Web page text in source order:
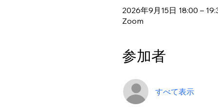
2026年9月15日 18:00 –
Zoom
参加者
すべて表示